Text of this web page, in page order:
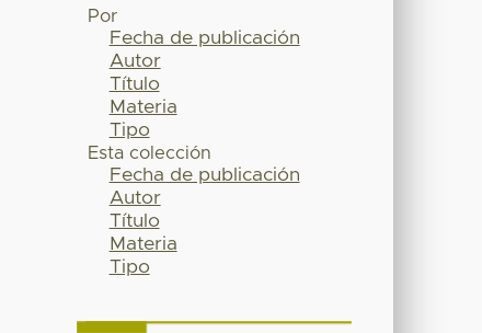
Por
Fecha de publicación
Autor
Título
Materia
Tipo
Esta colección
Fecha de publicación
Autor
Título
Materia
Tipo